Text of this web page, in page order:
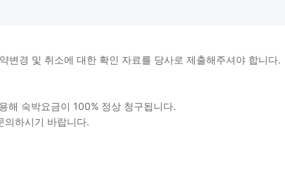
변경 및 취소에 대한 확인 자료를 당사로 제출해주셔야 합니다.
해 숙박요금이 100% 정상 청구됩니다.
의하시기 바랍니다.